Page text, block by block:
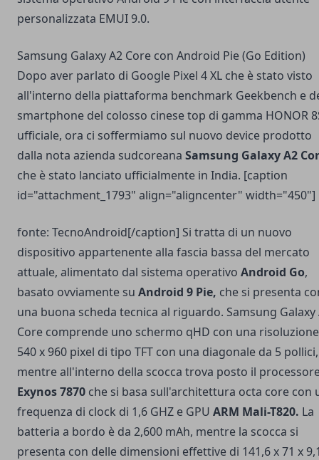
personalizzata EMUI 9.0.
Samsung Galaxy A2 Core con Android Pie (Go Edition)
Dopo aver parlato di Google Pixel 4 XL che è stato visto
all'interno della piattaforma benchmark Geekbench e
smartphone del colosso cinese top di gamma HONOR
ufficiale, ora ci soffermiamo sul nuovo device prodotto
dalla nota azienda sudcoreana Samsung Galaxy A2
che è stato lanciato ufficialmente in India. [caption
id="attachment_1793" align="aligncenter" width="450"]
fonte: TecnoAndroid[/caption] Si tratta di un nuovo
dispositivo appartenente alla fascia bassa del mercato
attuale, alimentato dal sistema operativo Android Go,
basato ovviamente su Android 9 Pie, che si presenta
una buona scheda tecnica al riguardo. Samsung Galaxy
Core comprende uno schermo qHD con una
540 x 960 pixel di tipo TFT con una diagonale da 5 pollici,
mentre all'interno della scocca trova posto il
Exynos 7870 che si basa sull'architettura octa core con
frequenza di clock di 1,6 GHZ e GPU ARM Mali-T820. La
batteria a bordo è da 2,600 mAh, mentre la scocca si
presenta con delle dimensioni effettive di 141,6 x 71 x